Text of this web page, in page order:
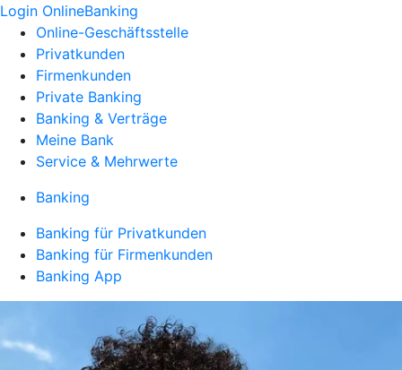
Login OnlineBanking
Online-Geschäftsstelle
Privatkunden
Firmenkunden
Private Banking
Banking & Verträge
Meine Bank
Service & Mehrwerte
Banking
Banking für Privatkunden
Banking für Firmenkunden
Banking App